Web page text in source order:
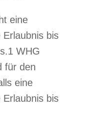
eine
bis
WHG
für den
eine
bis